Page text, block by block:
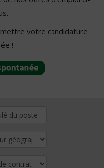
votre candidature
!